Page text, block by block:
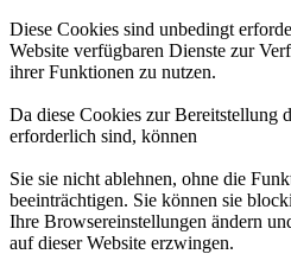
Diese Cookies sind unbedingt
Website verfügbaren Dienste zur
ihrer Funktionen zu nutzen.
Da diese Cookies zur Bereitstellung
erforderlich sind, können
Sie sie nicht ablehnen, ohne die
beeinträchtigen. Sie können sie
Ihre Browsereinstellungen ändern
auf dieser Website erzwingen.